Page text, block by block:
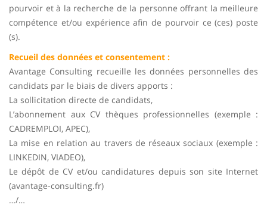
pourvoir et à la recherche de la personne offrant la meilleure
compétence et/ou expérience afin de pourvoir ce (ces) poste
(s).
Recueil des données et consentement :
Avantage Consulting recueille les données personnelles des
candidats par le biais de divers apports :
La sollicitation directe de candidats,
L’abonnement aux CV thèques professionnelles (exemple :
CADREMPLOI, APEC),
La mise en relation au travers de réseaux sociaux (exemple :
LINKEDIN, VIADEO),
Le dépôt de CV et/ou candidatures depuis son site Internet
(avantage-consulting.fr)
…/…